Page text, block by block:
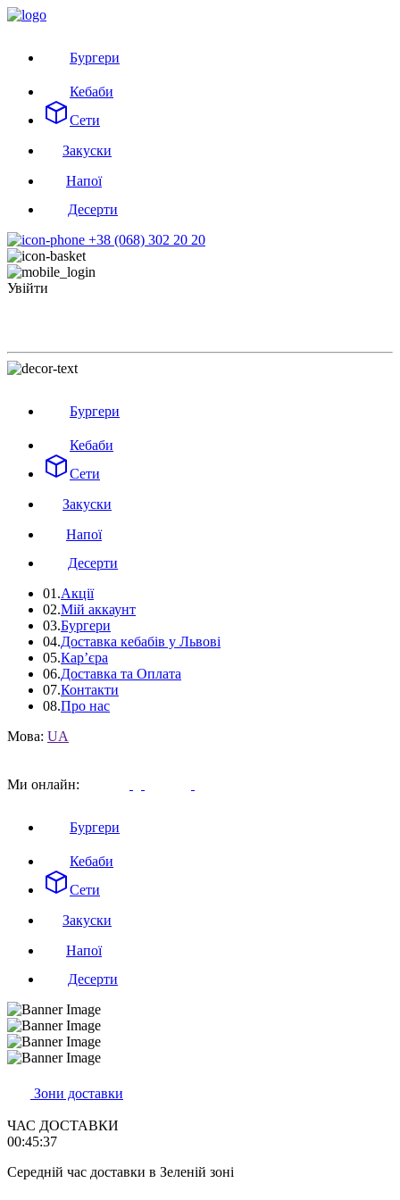
Бургери
Кебаби
Сети
Закуски
Напої
Десерти
+38 (068) 302 20 20
Увійти
Бургери
Кебаби
Сети
Закуски
Напої
Десерти
01.Акції
02.Мій аккаунт
03.Бургери
04.Доставка кебабів у Львові
05.Кар’єра
06.Доставка та Оплата
07.Контакти
08.Про нас
Мова: UA
Ми онлайн:
Бургери
Кебаби
Сети
Закуски
Напої
Десерти
Зони доставки
ЧАС ДОСТАВКИ
00:45:37
Cередній час доставки в Зеленій зоні